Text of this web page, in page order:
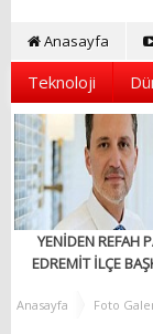
Anasayfa
Teknoloji
YENİDEN REFAH
EDREMİT İLÇE
AÇILIYOR!
Anasayfa Foto